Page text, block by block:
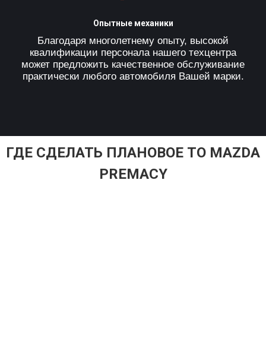
Опытные механики
Благодаря многолетнему опыту, высокой
квалификации персонала нашего техцентра
может предложить качественное обслуживание
практически любого автомобиля Вашей марки.
ГДЕ СДЕЛАТЬ ПЛАНОВОЕ ТО MAZDA
PREMACY